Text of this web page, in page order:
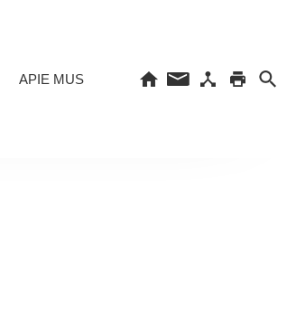
APIE MUS